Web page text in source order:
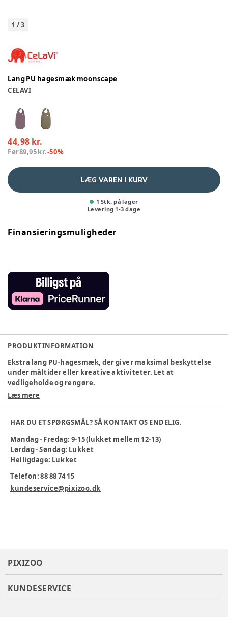
1 /3
Lang PU hagesmæk moonscape
CELAVI
44,98 kr.
Før89,95 kr.-50%
LÆG VAREN I KURV
1 Stk. på lager
Levering 1-3 dage
Finansieringsmuligheder
PRODUKTINFORMATION
Ekstra lang PU-hagesmæk, der giver maksimal beskyttelse
under måltider eller kreative aktiviteter. Let at
vedligeholde og rengøre.
Farve:Lila
Læs mere
HAR DU ET SPØRGSMÅL? SÅ KONTAKT OS ENDELIG.
Mandag - Fredag: 9-15 (lukket mellem 12-13)
Lørdag - Søndag: Lukket
Helligdage: Lukket
Telefon: 88 88 74 15
kundeservice@pixizoo.dk
PIXIZOO
KUNDESERVICE